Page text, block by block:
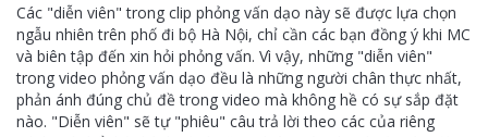
Các "diễn viên" trong clip phỏng vấn dạo này sẽ được lựa chọn
ngẫu nhiên trên phố đi bộ Hà Nội, chỉ cần các bạn đồng ý khi MC
và biên tập đến xin hỏi phỏng vấn. Vì vậy, những "diễn viên"
trong video phỏng vấn dạo đều là những người chân thực nhất,
phản ánh đúng chủ đề trong video mà không hề có sự sắp đặt
nào. "Diễn viên" sẽ tự "phiêu" câu trả lời theo các của riêng